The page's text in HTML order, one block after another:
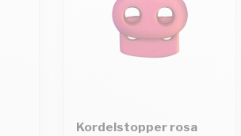
Kordelstopper rosa